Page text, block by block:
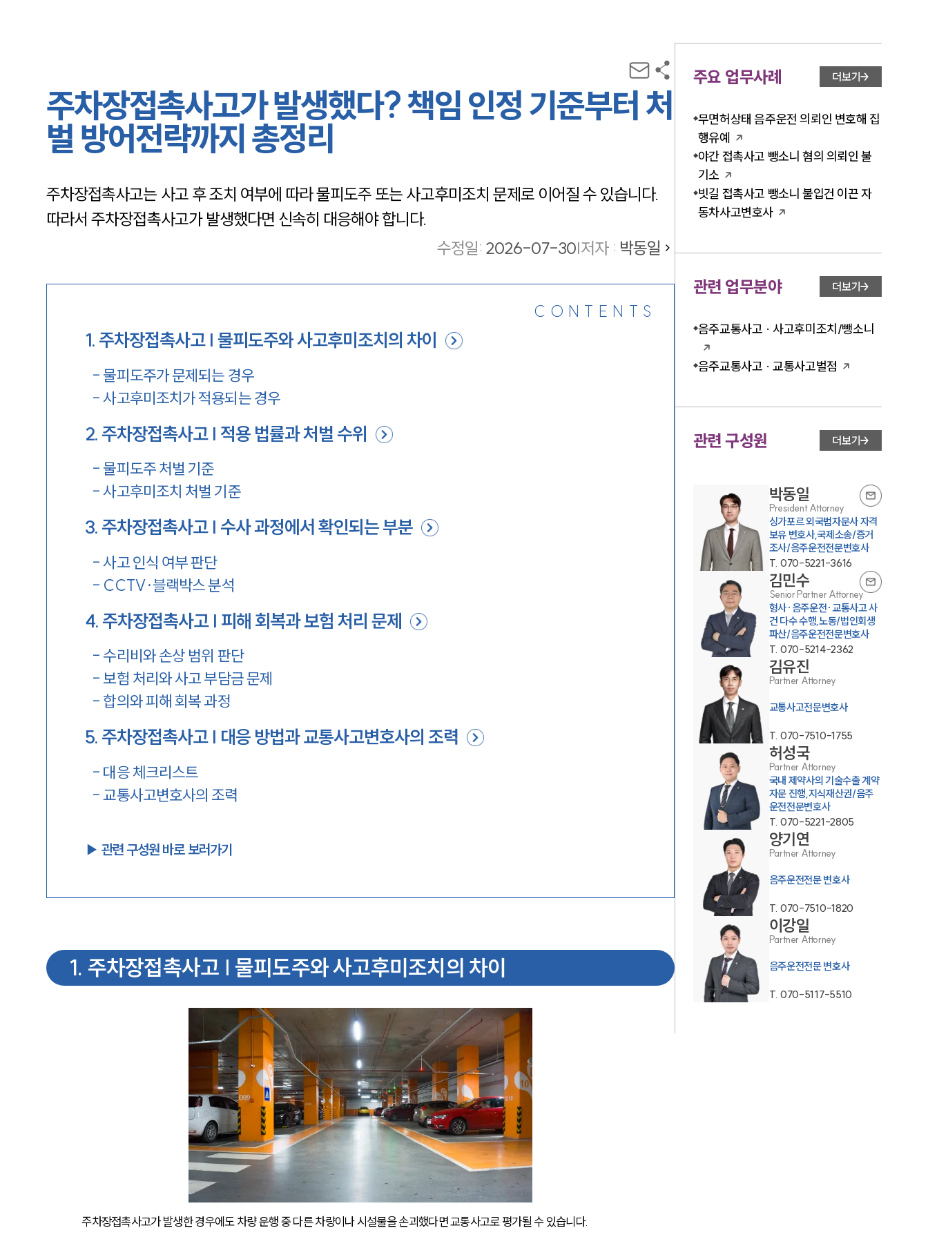
팀소개
팀소개
대륜의 강점
오시는 길
글로벌 파트너 로펌
고객의 소리
통합검색
AI대륜
업무사례
주차장접촉사고가 발생했다? 책임 인정 기준부터 처
벌 방어전략까지 총정리
주차장접촉사고는 사고 후 조치 여부에 따라 물피도주 또는 사고후미조치 문제로 이어질 수 있습니다.
따라서 주차장접촉사고가 발생했다면 신속히 대응해야 합니다.
수정일: 2026-07-30|저자 : 박동일
CONTENTS
1. 주차장접촉사고 | 물피도주와 사고후미조치의 차이
- 물피도주가 문제되는 경우
-사고후미조치가 적용되는 경우
2. 주차장접촉사고 | 적용 법률과 처벌 수위
- 물피도주 처벌 기준
-사고후미조치 처벌 기준
3. 주차장접촉사고 | 수사 과정에서 확인되는 부분
-사고 인식 여부 판단
- CCTV·블랙박스 분석
4. 주차장접촉사고 | 피해 회복과 보험 처리 문제
- 수리비와 손상 범위 판단
- 보험 처리와 사고 부담금 문제
- 합의와 피해 회복 과정
5. 주차장접촉사고 | 대응 방법과 교통사고변호사의 조력
- 대응 체크리스트
-교통사고변호사의 조력
▶︎ 관련 구성원 바로 보러가기
1. 주차장접촉사고 | 물피도주와 사고후미조치의 차이
주차장접촉사고가 발생한 경우에도 차량 운행 중 다른 차량이나 시설물을 손괴했다면 교통사고로 평가될 수 있습니다.
주요 업무사례 더보기
무면허상태 음주운전 의뢰인 변호해 집
행유예
야간 접촉사고 뺑소니 혐의 의뢰인 불
기소
빗길 접촉사고 뺑소니 불입건 이끈 자
동차사고변호사
관련 업무분야 더보기
음주교통사고 · 사고후미조치/뺑소니
음주교통사고 · 교통사고벌점
관련 구성원 더보기
박동일
President Attorney
싱가포르 외국법자문사 자격
보유 변호사,국제소송/증거
조사/음주운전전문변호사
T. 070-5221-3616
김민수
Senior Partner Attorney
형사·음주운전·교통사고 사
건 다수 수행,노동/법인회생
파산/음주운전전문변호사
T. 070-5214-2362
김유진
Partner Attorney
교통사고전문변호사
T. 070-7510-1755
허성국
Partner Attorney
국내 제약사의 기술수출 계약
자문 진행,지식재산권/음주
운전전문변호사
T. 070-5221-2805
양기연
Partner Attorney
음주운전전문 변호사
T. 070-7510-1820
이강일
Partner Attorney
음주운전전문 변호사
T. 070-5117-5510